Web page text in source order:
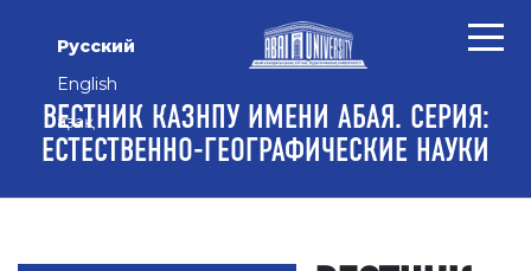
Русский
English
Қазақ
ВЕСТНИК КАЗНПУ ИМЕНИ АБАЯ. СЕРИЯ:
ЕСТЕСТВЕННО-ГЕОГРАФИЧЕСКИЕ НАУКИ